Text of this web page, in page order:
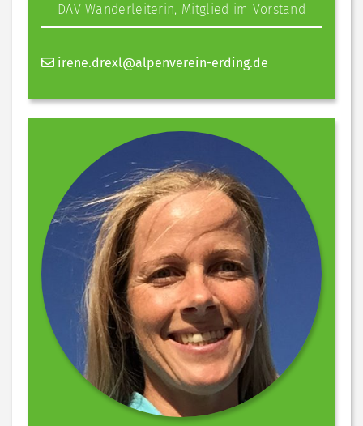
DAV Wanderleiterin, Mitglied im Vorstand
irene.drexl@alpenverein-erding.de